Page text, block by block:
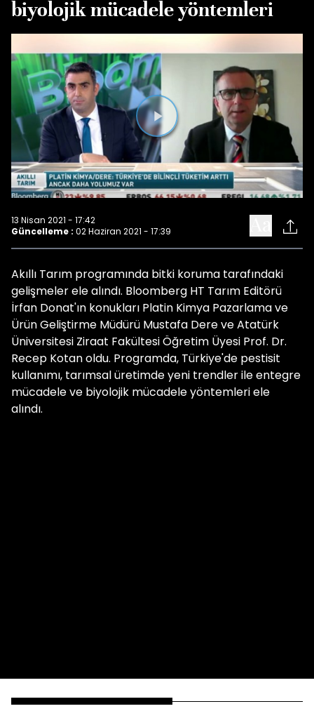
biyolojik mücadele yöntemleri
Videoyu
Oynat
13 Nisan 2021 - 17:42
Güncelleme : 02 Haziran 2021 - 17:39
Akıllı Tarım programında bitki koruma tarafındaki
gelişmeler ele alındı. Bloomberg HT Tarım Editörü
İrfan Donat'ın konukları Platin Kimya Pazarlama ve
Ürün Geliştirme Müdürü Mustafa Dere ve Atatürk
Üniversitesi Ziraat Fakültesi Öğretim Üyesi Prof. Dr.
Recep Kotan oldu. Programda, Türkiye'de pestisit
kullanımı, tarımsal üretimde yeni trendler ile entegre
mücadele ve biyolojik mücadele yöntemleri ele
alındı.